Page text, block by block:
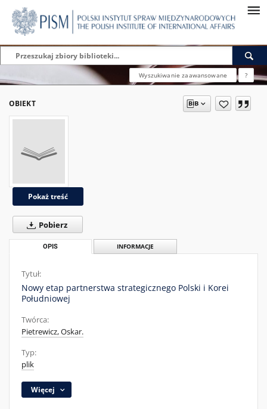
Wyszukiwanie zaawansowane ?
OBIEKT
Pokaż treść
Pobierz
OPIS INFORMACJE
Tytuł:
Nowy etap partnerstwa strategicznego Polski i Korei
Południowej
Twórca:
Pietrewicz, Oskar.
Typ:
plik
Więcej